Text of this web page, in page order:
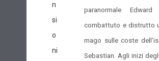
paranormale
combattuto e distrutto
mago sulle coste
Sebastian. Agli inizi
n
si
o
ni